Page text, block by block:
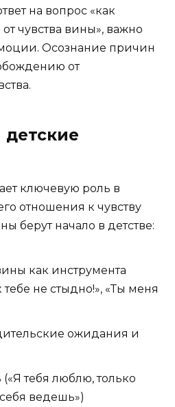
на вопрос «как
чувства вины», важно
Осознание причин
от
детские
ключевую роль в
отношения к чувству
берут начало в детстве:
как инструмента
тебе не стыдно!», «Ты меня
ожидания и
тебя люблю, только
ведешь»)